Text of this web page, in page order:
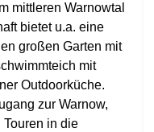
mittleren Warnowtal
bietet u.a. eine
großen Garten mit
mit
Outdoorküche.
zur Warnow,
in die